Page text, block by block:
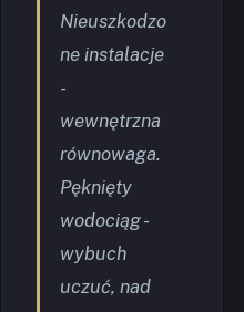
Nieuszkodzo
ne instalacje
-
wewnętrzna
równowaga.
Pęknięty
wodociąg -
wybuch
uczuć, nad